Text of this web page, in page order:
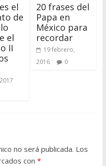
el
de
el
II
20 frases del
Papa en
México para
recordar
19 febrero,
2016
0
no será publicada. Los
con *